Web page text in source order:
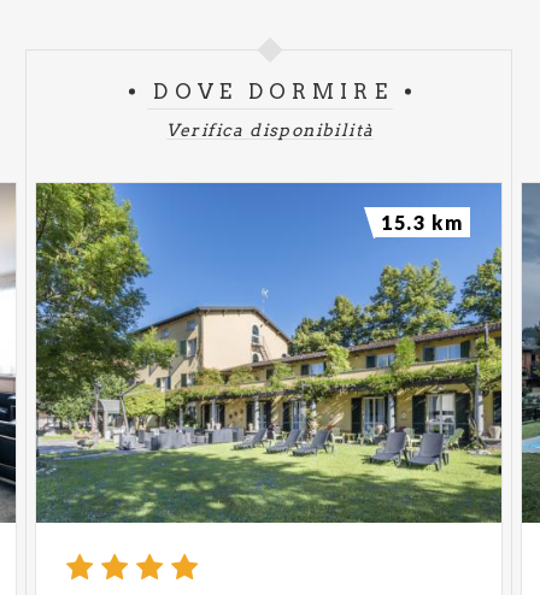
DOVE DORMIRE
Verifica disponibilità
15.3 km